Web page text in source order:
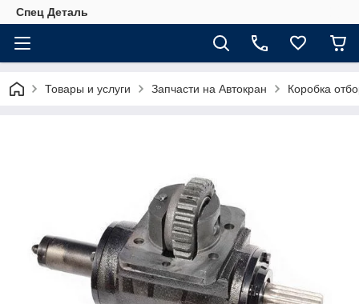
Спец Деталь
Товары и услуги Запчасти на Автокран Коробка